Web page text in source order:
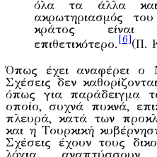
όλα τα άλλα
ακρωτηριασμός του
κράτος είναι
επιθετικότερο. [6] (Π.
Όπως έχει αναφέρει ο
Σχέσεις δεν
όπως για παράδειγμα
οποίο, συχνά πυκνά,
πλευρά, κατά των
και η Τουρκική
Σχέσεις έχουν τους